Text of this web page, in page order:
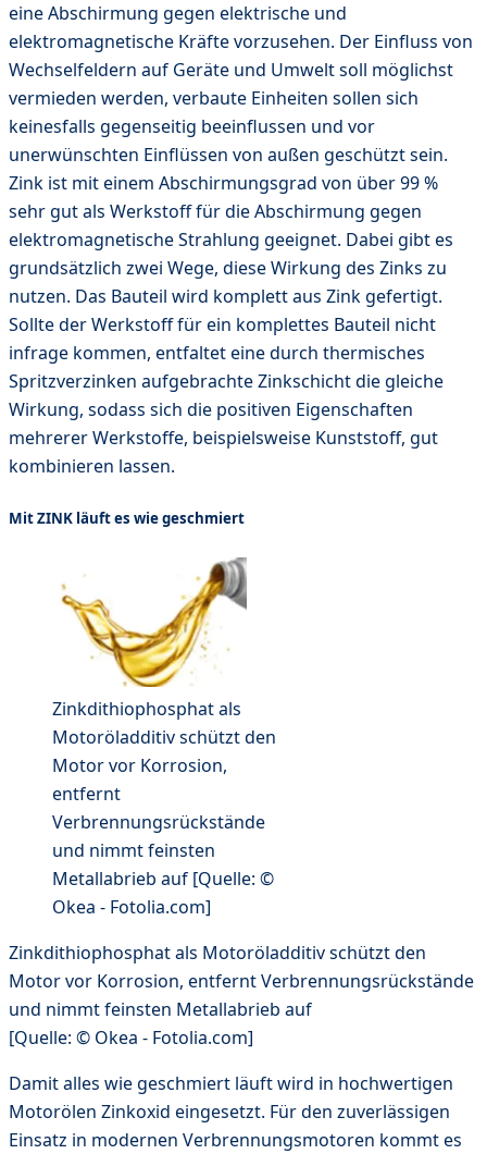
eine Abschirmung gegen elektrische und
elektromagnetische Kräfte vorzusehen. Der Einfluss von
Wechselfeldern auf Geräte und Umwelt soll möglichst
vermieden werden, verbaute Einheiten sollen sich
keinesfalls gegenseitig beeinflussen und vor
unerwünschten Einflüssen von außen geschützt sein.
Zink ist mit einem Abschirmungsgrad von über 99 %
sehr gut als Werkstoff für die Abschirmung gegen
elektromagnetische Strahlung geeignet. Dabei gibt es
grundsätzlich zwei Wege, diese Wirkung des Zinks zu
nutzen. Das Bauteil wird komplett aus Zink gefertigt.
Sollte der Werkstoff für ein komplettes Bauteil nicht
infrage kommen, entfaltet eine durch thermisches
Spritzverzinken aufgebrachte Zinkschicht die gleiche
Wirkung, sodass sich die positiven Eigenschaften
mehrerer Werkstoffe, beispielsweise Kunststoff, gut
kombinieren lassen.
Mit ZINK läuft es wie geschmiert
Zinkdithiophosphat als
Motoröladditiv schützt den
Motor vor Korrosion,
entfernt
Verbrennungsrückstände
und nimmt feinsten
Metallabrieb auf [Quelle: ©
Okea - Fotolia.com]
Zinkdithiophosphat als Motoröladditiv schützt den
Motor vor Korrosion, entfernt Verbrennungsrückstände
und nimmt feinsten Metallabrieb auf
[Quelle: © Okea - Fotolia.com]
Damit alles wie geschmiert läuft wird in hochwertigen
Motorölen Zinkoxid eingesetzt. Für den zuverlässigen
Einsatz in modernen Verbrennungsmotoren kommt es